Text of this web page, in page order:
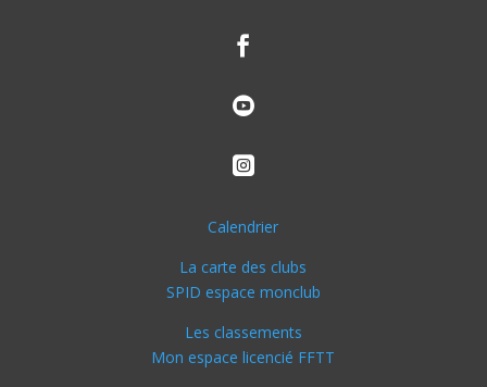



Calendrier
La carte des clubs
SPID espace monclub
Les classements
Mon espace licencié FFTT